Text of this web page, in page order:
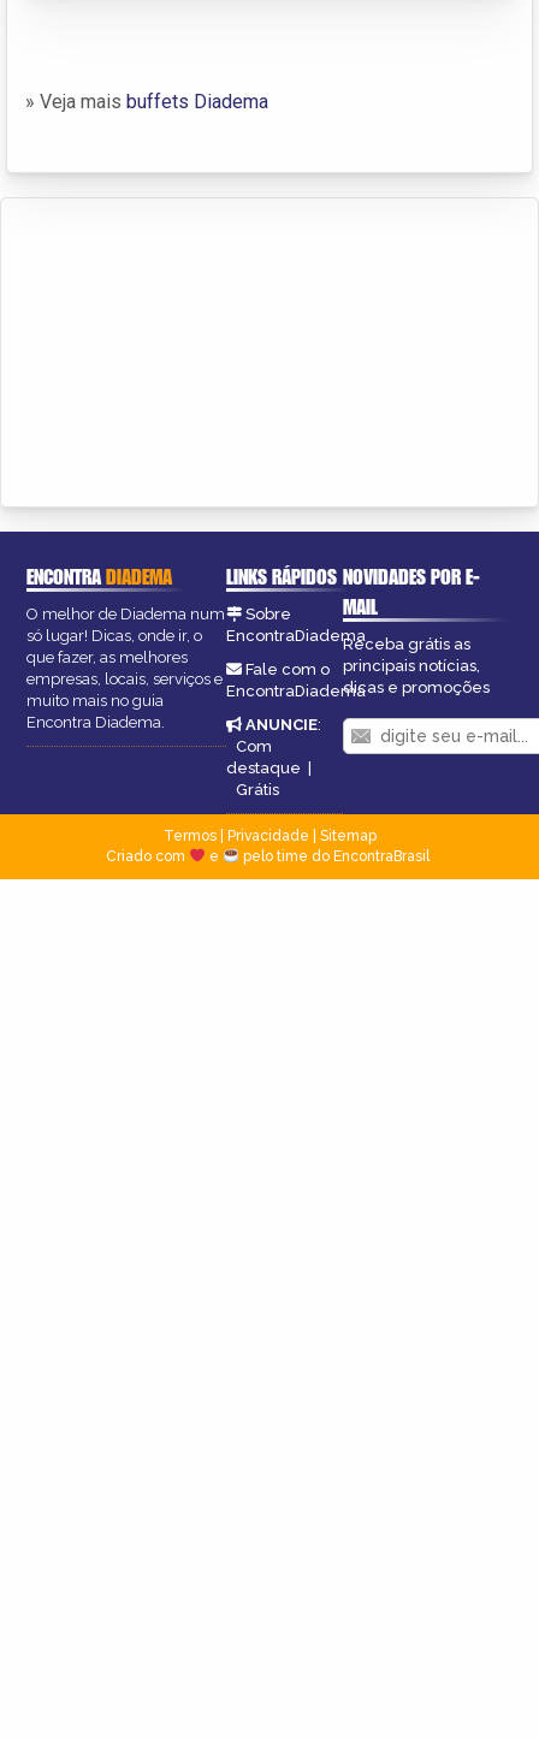
» Veja mais buffets Diadema
ENCONTRADIADEMA
O melhor de Diadema num
só lugar! Dicas, onde ir, o
que fazer, as melhores
empresas, locais, serviços e
muito mais no guia
Encontra Diadema.
LINKS RÁPIDOS
Sobre
EncontraDiadema
Fale com o
EncontraDiadema
ANUNCIE:
Com
destaque |
Grátis
NOVIDADES POR E-
MAIL
Receba grátis as
principais notícias,
dicas e promoções
Termos| Privacidade
Sitemap
Criado com
e pelo time do EncontraBrasil